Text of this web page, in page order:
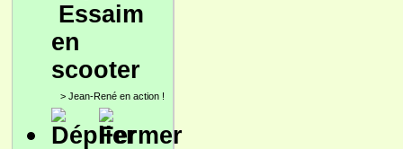
Essaim
en
scooter
> Jean-René en action !